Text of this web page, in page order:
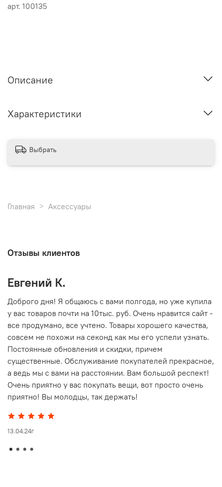
арт. 100135
Описание
Характеристики
Выбрать
Главная Аксессуары
Отзывы клиентов
Евгений К.
Доброго дня! Я общаюсь с вами полгода, но уже купила
у вас товаров почти на 10тыс. руб. Очень нравится сайт -
все продумано, все учтено. Товары хорошего качества,
совсем не похожи на секонд как мы его успели узнать.
Постоянные обновления и скидки, причем
существенные. Обслуживание покупателей прекрасное,
а ведь мы с вами на расстоянии. Вам большой респект!
Очень приятно у вас покупать вещи, вот просто очень
приятно! Вы молодцы, так держать!
13.04.24г